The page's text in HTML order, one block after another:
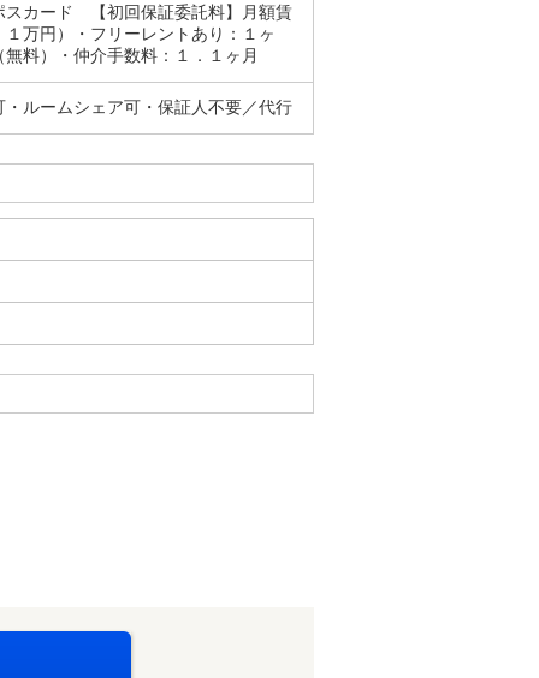
スカード 【初回保証委託料】月額賃
万円）・フリーレントあり：１ヶ
料）・仲介手数料：１．１ヶ月
ルームシェア可・保証人不要／代行